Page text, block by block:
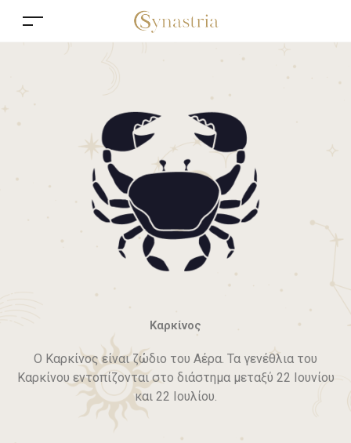
Καρκίνος
Ο Καρκίνος είναι ζώδιο του Αέρα. Τα γενέθλια του
Καρκίνου εντοπίζονται στο διάστημα μεταξύ 22 Ιουνίου
και 22 Ιουλίου.